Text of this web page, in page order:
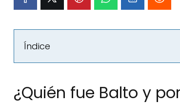
Índice
¿Quién fue Balto y